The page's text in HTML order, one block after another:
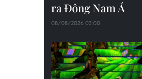
ra Đông Nam Á
08/08/2026 03:00